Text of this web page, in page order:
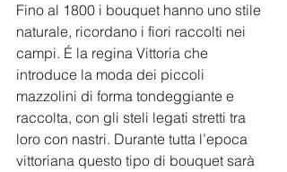
Fino al 1800 i bouquet hanno uno stile
naturale, ricordano i fiori raccolti nei
campi. É la regina Vittoria che
introduce la moda dei piccoli
mazzolini di forma tondeggiante e
raccolta, con gli steli legati stretti tra
loro con nastri. Durante tutta l’epoca
vittoriana questo tipo di bouquet sarà